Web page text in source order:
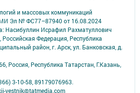
и массовых коммуникаций
Эл № ФС77–87940 от 16.08.2024
Насибуллин Исрафил Рахматуллович
Федерация, Республика
район, г. Арск, ул. Банковская, д.
Россия, Республика Татарстан, Г.Казань,
3-10-58, 89179076963.
vestnik@tatmedia.com